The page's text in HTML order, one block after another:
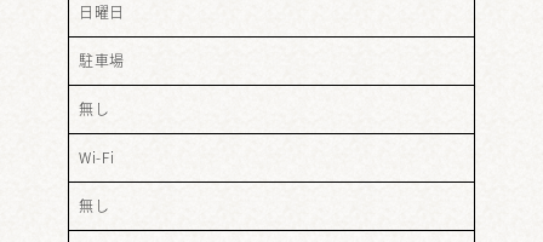
日曜日
駐車場
無し
Wi-Fi
無し